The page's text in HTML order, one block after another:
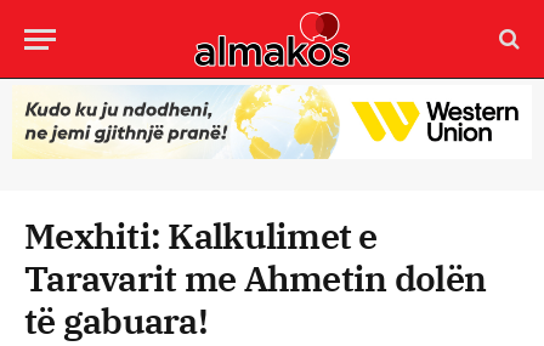
Mexhiti: Kalkulimet e
Taravarit me Ahmetin dolën
të gabuara!